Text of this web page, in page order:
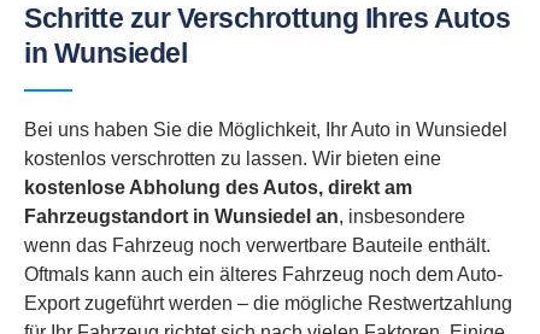
Schritte zur Verschrottung Ihres Autos
in Wunsiedel
Bei uns haben Sie die Möglichkeit, Ihr Auto in Wunsiedel
kostenlos verschrotten zu lassen. Wir bieten eine
kostenlose Abholung des Autos, direkt am
Fahrzeugstandort in Wunsiedel an, insbesondere
wenn das Fahrzeug noch verwertbare Bauteile enthält.
Oftmals kann auch ein älteres Fahrzeug noch dem Auto-
Export zugeführt werden – die mögliche Restwertzahlung